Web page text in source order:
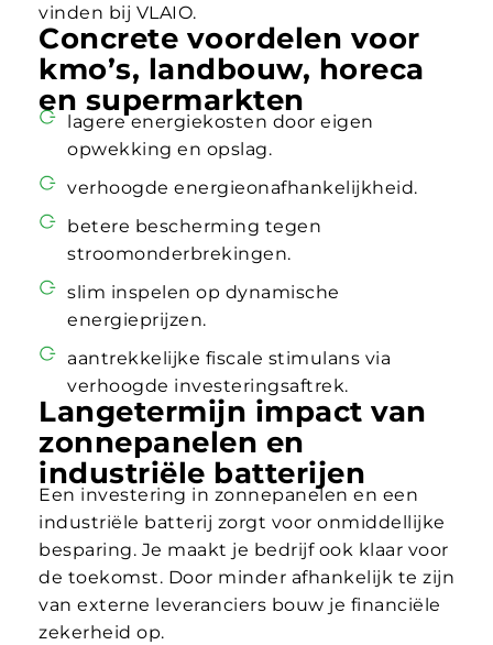
vinden bij VLAIO.
Concrete voordelen voor
kmo’s, landbouw, horeca
en supermarkten
lagere energiekosten door eigen
opwekking en opslag.
verhoogde energieonafhankelijkheid.
betere bescherming tegen
stroomonderbrekingen.
slim inspelen op dynamische
energieprijzen.
aantrekkelijke fiscale stimulans via
verhoogde investeringsaftrek.
Langetermijn impact van
zonnepanelen en
industriële batterijen
Een investering in zonnepanelen en een
industriële batterij zorgt voor onmiddellijke
besparing. Je maakt je bedrijf ook klaar voor
de toekomst. Door minder afhankelijk te zijn
van externe leveranciers bouw je financiële
zekerheid op.